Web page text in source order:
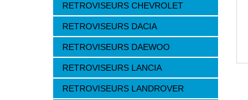
RETROVISEURS CHEVROLET
RETROVISEURS DACIA
RETROVISEURS DAEWOO
RETROVISEURS LANCIA
RETROVISEURS LANDROVER